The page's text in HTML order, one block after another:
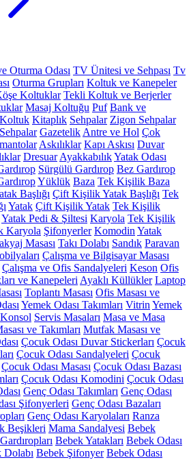
Oturma Odası TV Ünitesi ve Sehpası Tv
Oturma Grupları Koltuk ve Kanepeler
Koltuklar Tekli Koltuk ve Berjerler
Masaj Koltuğu Puf Bank ve
Kitaplık Sehpalar Zigon Sehpalar
Gazetelik Antre ve Hol Çok
Askılıklar Kapı Askısı Duvar
Dresuar AyakkabılıkYatak Odası
Sürgülü Gardırop Bez Gardırop
Yüklük Baza Tek Kişilik Baza
Başlığı Çift Kişilik Yatak Başlığı Tek
Yatak Çift Kişilik Yatak Tek Kişilik
Yatak Pedi & Şiltesi Karyola Tek Kişilik
Karyola Şifonyerler Komodin Yatak
Masası Takı Dolabı Sandık Paravan
Çalışma ve Bilgisayar Masası
Çalışma ve Ofis Sandalyeleri Keson Ofis
ve Kanepeleri Ayaklı Küllükler Laptop
Toplantı Masası Ofis Masası ve
Yemek Odası Takımları Vitrin Yemek
Konsol Servis Masaları Masa ve Masa
ve Takımları Mutfak Masası ve
Çocuk Odası Duvar Stickerları Çocuk
Çocuk Odası Sandalyeleri Çocuk
Çocuk Odası Masası Çocuk Odası Bazası
Çocuk Odası Komodini Çocuk Odası
Genç Odası Takımları Genç Odası
Şifonyerleri Genç Odası Bazaları
Genç Odası Karyolaları Ranza
Beşikleri Mama Sandalyesi Bebek
Bebek Yatakları Bebek Odası
Bebek Şifonyer Bebek Odası